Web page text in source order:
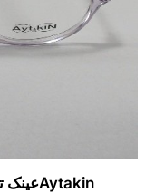
Aytakinعینک ترک برند آیتکین مدلA2104ck20